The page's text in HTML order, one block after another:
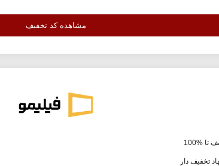
مشاهده کد تخفیف
تا %100
تخفیف دار